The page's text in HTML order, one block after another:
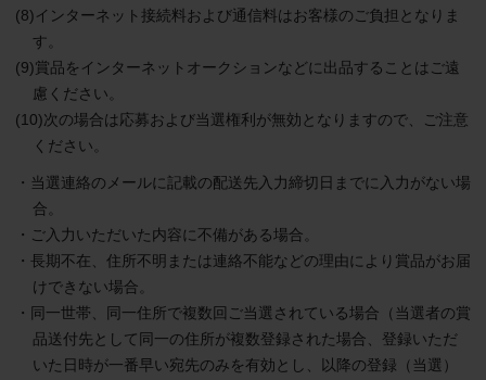
(8)インターネット接続料および通信料はお客様のご負担となりま
す。
(9)賞品をインターネットオークションなどに出品することはご遠
慮ください。
(10)次の場合は応募および当選権利が無効となりますので、ご注意
ください。
・当選連絡のメールに記載の配送先入力締切日までに入力がない場
合。
・ご入力いただいた内容に不備がある場合。
・長期不在、住所不明または連絡不能などの理由により賞品がお届
けできない場合。
・同一世帯、同一住所で複数回ご当選されている場合（当選者の賞
品送付先として同一の住所が複数登録された場合、登録いただ
いた日時が一番早い宛先のみを有効とし、以降の登録（当選）